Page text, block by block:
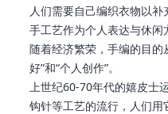
人们需要自己编织衣物以补
手工艺作为个人表达与休闲
随着经济繁荣，手编的目的
好”和“个人创作”。
上世纪60-70年代的嬉皮士
钩针等工艺的流行，人们